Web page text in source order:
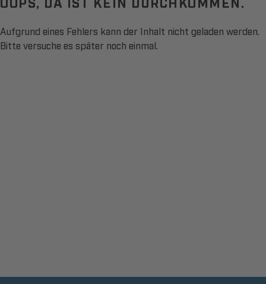
Aufgrund eines Fehlers kann der Inhalt nicht geladen werden.
Bitte versuche es später noch einmal.